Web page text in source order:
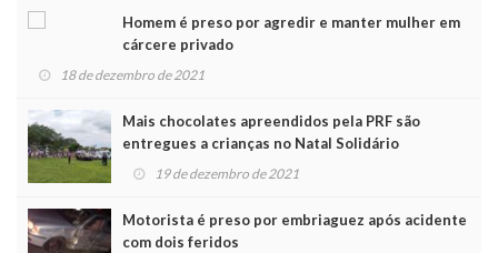
Homem é preso por agredir e manter mulher em
cárcere privado
18 de dezembro de 2021
Mais chocolates apreendidos pela PRF são
entregues a crianças no Natal Solidário
19 de dezembro de 2021
Motorista é preso por embriaguez após acidente
com dois feridos